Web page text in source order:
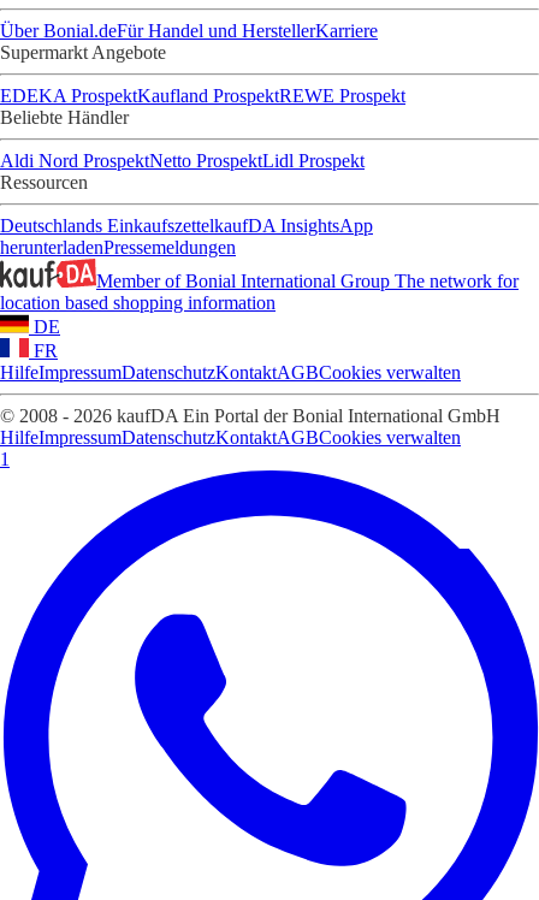
Über Bonial.deFür Handel und HerstellerKarriere
Supermarkt Angebote
EDEKA ProspektKaufland ProspektREWE Prospekt
Beliebte Händler
Aldi Nord ProspektNetto ProspektLidl Prospekt
Ressourcen
Deutschlands EinkaufszettelkaufDA InsightsApp
herunterladenPressemeldungen
Member of Bonial International Group The network for
location based shopping information
DE
FR
HilfeImpressumDatenschutzKontaktAGBCookies verwalten
© 2008 - 2026 kaufDA Ein Portal der Bonial International GmbH
HilfeImpressumDatenschutzKontaktAGBCookies verwalten
1